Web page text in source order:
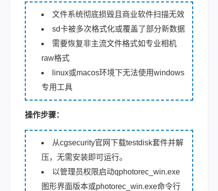
文件系统彻底损毁且商业软件扫描无效
sd卡被多次格式化或覆盖了部分新数据
需要恢复非主流文件格式如专业相机
raw格式
linux或macos环境下无法使用windows
专用工具
操作步骤：
从cgsecurity官网下载testdisk套件并解
压，无需安装即可运行。
以管理员权限启动qphotorec_win.exe
图形界面版本或photorec_win.exe命令行